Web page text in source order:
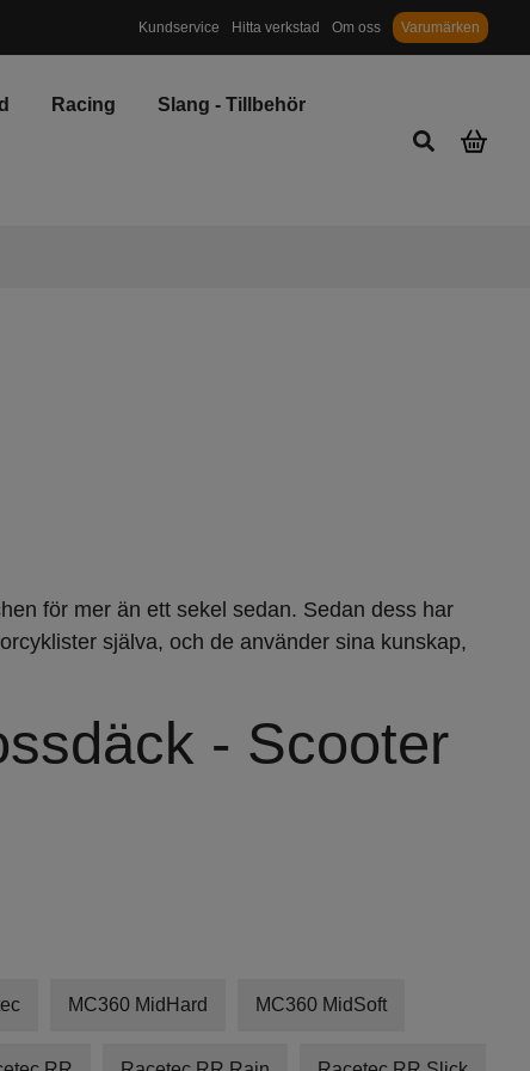
Priser inkl. moms och miljö/återvinningsavgift
Kundservice Hitta verkstad Om oss Varumärken
Racing Slang - Tillbehör
för mer än ett sekel sedan. Sedan dess har
själva, och de använder sina kunskap,
- Scooter
MC360 MidHard MC360 MidSoft